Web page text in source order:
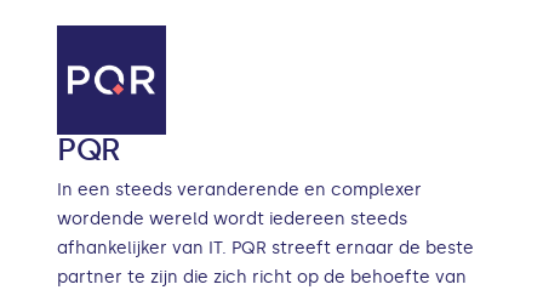
PQR
In een steeds veranderende en complexer
wordende wereld wordt iedereen steeds
afhankelijker van IT. PQR streeft ernaar de beste
partner te zijn die zich richt op de behoefte van